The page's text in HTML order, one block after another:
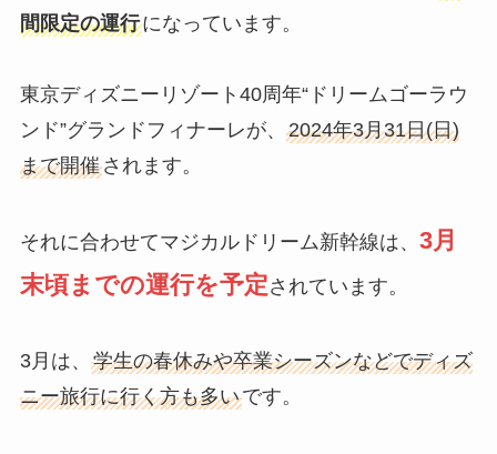
間限定の運行になっています。
東京ディズニーリゾート40周年“ドリームゴーラウ
ンド”グランドフィナーレが、 2024年3月31日(日)
まで開催されます。
それに合わせてマジカルドリーム新幹線は、 3月
末頃までの運行を予定されています。
3月は、 学生の春休みや卒業シーズンなどでディズ
ニー旅行に行く方も多いです。